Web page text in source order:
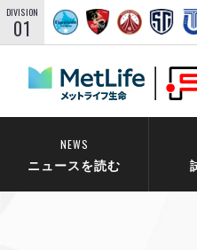
DIVISION
01
NEWS
ニュースを読む